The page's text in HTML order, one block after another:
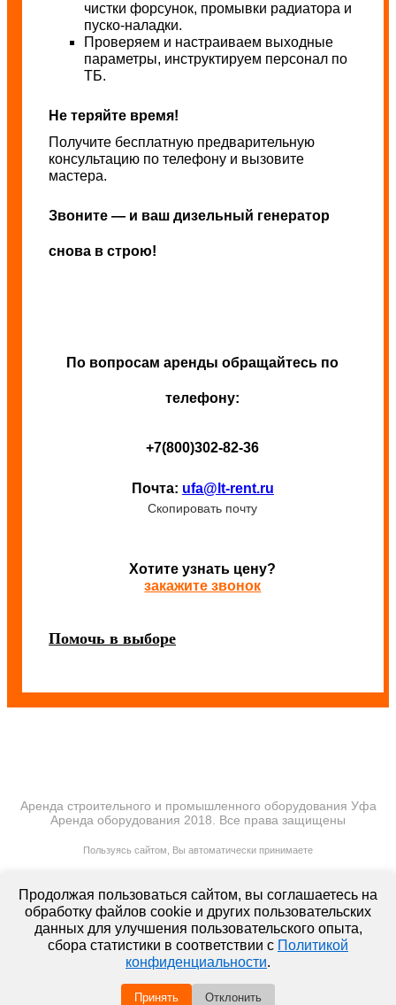
чистки форсунок, промывки радиатора и
пуско-наладки.
Проверяем и настраиваем выходные
параметры, инструктируем персонал по
ТБ.
Не теряйте время!
Получите бесплатную предварительную
консультацию по телефону и вызовите
мастера.
Звоните — и ваш дизельный генератор
снова в строю!
По вопросам аренды обращайтесь по
телефону:
+7(800)302-82-36
Почта: ufa@lt-rent.ru
Скопировать почту
Хотите узнать цену?
закажите звонок
Помочь в выборе
Аренда строительного и промышленного оборудования Уфа
Аренда оборудования 2018. Все права защищены
Пользуясь сайтом, Вы автоматически принимаете
lt-rent.ru
Аренда оборудования
Продолжая пользоваться сайтом, вы соглашаетесь на
обработку файлов cookie и других пользовательских
данных для улучшения пользовательского опыта,
сбора статистики в соответствии с Политикой
конфиденциальности.
Принять Отклонить